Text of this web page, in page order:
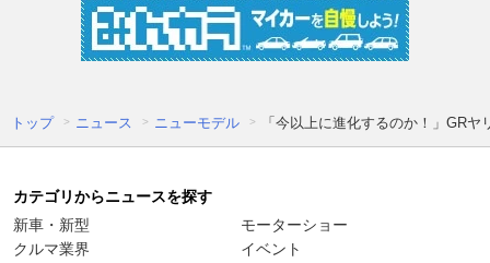
トップ ニュース ニューモデル 「今以上に進化するのか！」GR
カテゴリからニュースを探す
新車・新型
クルマ業界
モーターショー
イベント